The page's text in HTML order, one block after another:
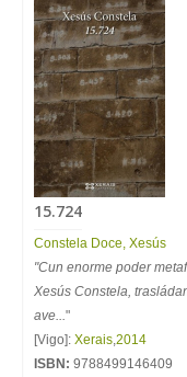
15.724
Constela Doce, Xesús
"Cun enorme poder
Xesús Constela,
ave..."
[Vigo]: Xerais,2014
ISBN: 9788499146409